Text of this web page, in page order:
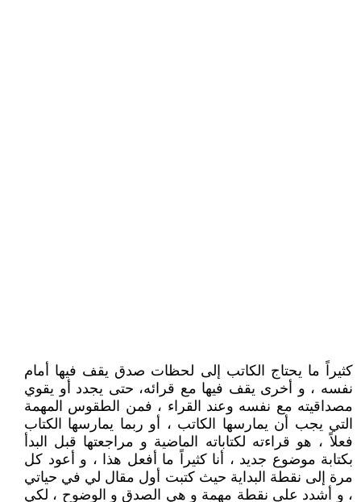
كثيراً ما يحتاج الكاتب إلى لحظات صدق يقف فيها أمام
نفسه ، و أخرى يقف فيها مع قرائه، حتى يجدد أو يقوي
مصداقيته مع نفسه وعند القراء ، فمن الطقوس المهمة
التي يجب أن يمارسها الكاتب ، أو ربما يمارسها الكتاب
فعلاً ، هو قراءته لكتاباته الماضية و مراجعتها قبل البدأ
بكتابة موضوع جديد ، أنا كثيراً ما أفعل هذا ، و أعود كل
مرة إلى نقطة البداية حيث كتبت أول مقال لي في حياتي
، و أشدد على نقطة مهمة و هي الصدق و الوضوح ، لكي